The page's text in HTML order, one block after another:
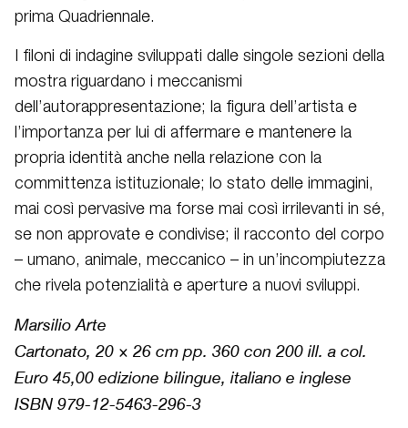
prima Quadriennale.
I filoni di indagine sviluppati dalle singole sezioni della
mostra riguardano i meccanismi
dell’autorappresentazione; la figura dell’artista e
l’importanza per lui di affermare e mantenere la
propria identità anche nella relazione con la
committenza istituzionale; lo stato delle immagini,
mai così pervasive ma forse mai così irrilevanti in sé,
se non approvate e condivise; il racconto del corpo
– umano, animale, meccanico – in un’incompiutezza
che rivela potenzialità e aperture a nuovi sviluppi.
Marsilio Arte
Cartonato, 20 × 26 cm pp. 360 con 200 ill. a col.
Euro 45,00 edizione bilingue, italiano e inglese
ISBN 979-12-5463-296-3